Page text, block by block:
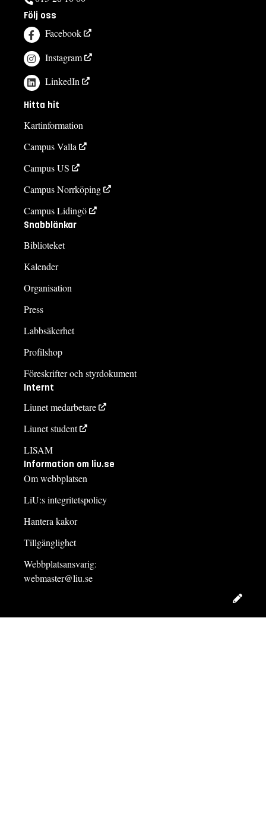
Följ oss
Facebook
Instagram
LinkedIn
Hitta hit
Kartinformation
Campus Valla
Campus US
Campus Norrköping
Campus Lidingö
Snabblänkar
Biblioteket
Kalender
Organisation
Press
Labbsäkerhet
Profilshop
Föreskrifter och styrdokument
Internt
Liunet medarbetare
Liunet student
LISAM
Information om liu.se
Om webbplatsen
LiU:s integritetspolicy
Hantera kakor
Tillgänglighet
Webbplatsansvarig:
webmaster@liu.se